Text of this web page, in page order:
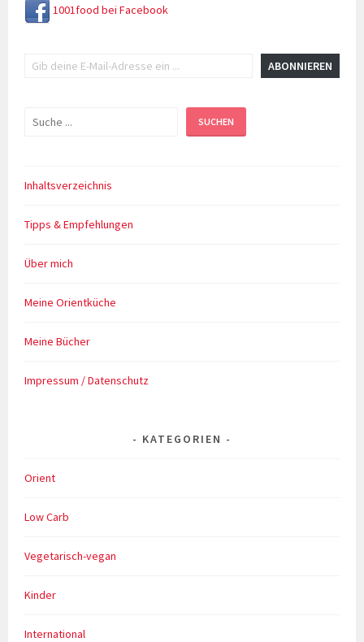
1001food bei Facebook
ABONNIEREN
Suchen SUCHEN
Inhaltsverzeichnis
Tipps & Empfehlungen
Über mich
Meine Orientküche
Meine Bücher
Impressum / Datenschutz
KATEGORIEN
Orient
Low Carb
Vegetarisch-vegan
Kinder
International